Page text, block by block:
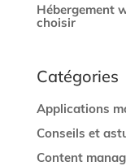
Hébergement
choisir
Catégories
Applications
Conseils et
Content